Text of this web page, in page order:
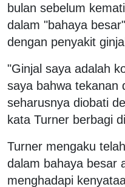
bulan sebelum
dalam "bahaya
dengan penyakit
"Ginjal saya adalah
saya bahwa tekanan
seharusnya diobati
kata Turner berbagi di
Turner mengaku
dalam bahaya besar
menghadapi